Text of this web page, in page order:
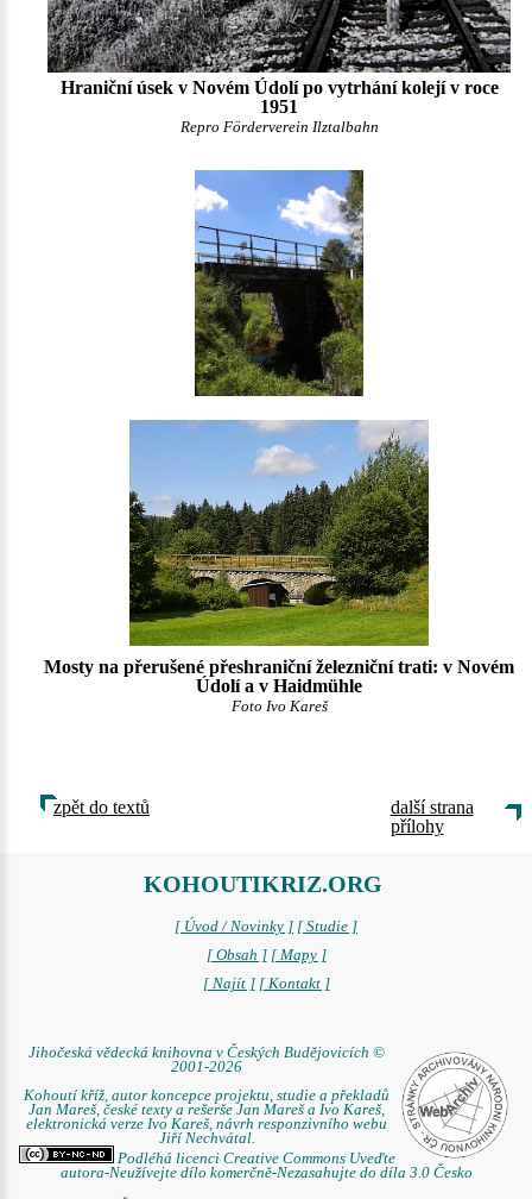
Hraniční úsek v Novém Údolí po vytrhání kolejí v roce
1951
Repro Förderverein Ilztalbahn
Mosty na přerušené přeshraniční železniční trati: v Novém
Údolí a v Haidmühle
Foto Ivo Kareš
zpět do textů
další strana
přílohy
KOHOUTIKRIZ.ORG
[ Úvod / Novinky ] [ Studie ]
[ Obsah ] [ Mapy ]
[ Najít ] [ Kontakt ]
Jihočeská vědecká knihovna v Českých Budějovicích ©
2001-2026
Kohoutí kříž, autor koncepce projektu, studie a překladů
Jan Mareš, české texty a rešerše Jan Mareš a Ivo Kareš,
elektronická verze Ivo Kareš, návrh responzivního webu
Jiří Nechvátal.
Podléhá licenci Creative Commons Uveďte
autora-Neužívejte dílo komerčně-Nezasahujte do díla 3.0 Česko